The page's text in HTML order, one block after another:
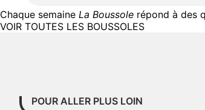
Chaque semaine La Boussole répond à des
VOIR TOUTES LES BOUSSOLES
POUR ALLER PLUS LOIN